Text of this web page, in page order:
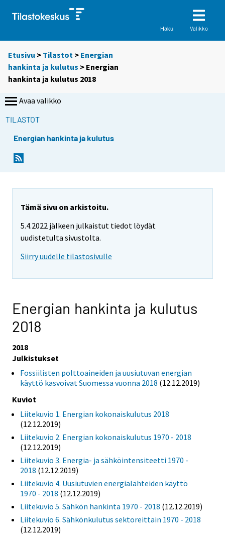
Haku Valikko
Etusivu > Tilastot > Energian
hankinta ja kulutus > Energian
hankinta ja kulutus 2018
Avaa valikko
TILASTOT
Energian hankinta ja kulutus
Tämä sivu on arkistoitu.
5.4.2022 jälkeen julkaistut tiedot löydät
uudistetulta sivustolta.
Siirry uudelle tilastosivulle
Energian hankinta ja kulutus
2018
2018
Julkistukset
Fossiilisten polttoaineiden ja uusiutuvan energian
käyttö kasvoivat Suomessa vuonna 2018 (12.12.2019)
Kuviot
Liitekuvio 1. Energian kokonaiskulutus 2018
(12.12.2019)
Liitekuvio 2. Energian kokonaiskulutus 1970 - 2018
(12.12.2019)
Liitekuvio 3. Energia- ja sähköintensiteetti 1970 -
2018 (12.12.2019)
Liitekuvio 4. Uusiutuvien energialähteiden käyttö
1970 - 2018 (12.12.2019)
Liitekuvio 5. Sähkön hankinta 1970 - 2018 (12.12.2019)
Liitekuvio 6. Sähkönkulutus sektoreittain 1970 - 2018
(12.12.2019)